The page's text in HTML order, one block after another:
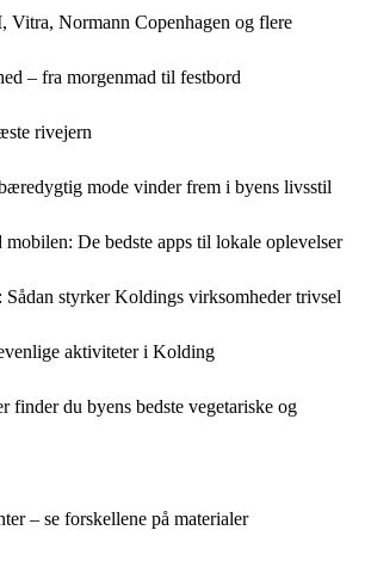
Vitra, Normann Copenhagen og flere
– fra morgenmad til festbord
rivejern
mode vinder frem i byens livsstil
De bedste apps til lokale oplevelser
styrker Koldings virksomheder trivsel
aktiviteter i Kolding
finder du byens bedste vegetariske og
– se forskellene på materialer